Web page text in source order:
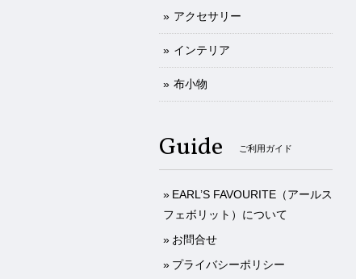
アクセサリー
インテリア
布小物
Guide ご利用ガイド
EARL’S FAVOURITE（アールス
フェボリット）について
お問合せ
プライバシーポリシー